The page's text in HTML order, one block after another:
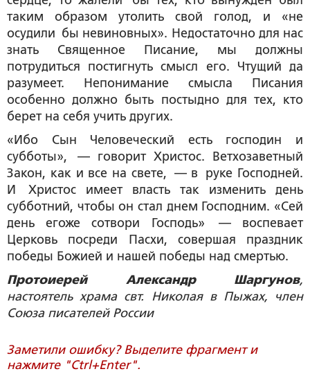
таким образом утолить свой голод, и «не
осудили бы невиновных». Недостаточно для нас
знать Священное Писание, мы должны
потрудиться постигнуть смысл его. Чтущий да
разумеет. Непонимание смысла Писания
особенно должно быть постыдно для тех, кто
берет на себя учить других.
«Ибо Сын Человеческий есть господин и
субботы», — говорит Христос. Ветхозаветный
Закон, как и все на свете, — в руке Господней.
И Христос имеет власть так изменить день
субботний, чтобы он стал днем Господним. «Сей
день егоже сотвори Господь» — воспевает
Церковь посреди Пасхи, совершая праздник
победы Божией и нашей победы над смертью.
Протоиерей Александр Шаргунов,
настоятель храма свт. Николая в Пыжах, член
Союза писателей России
Заметили ошибку? Выделите фрагмент и
нажмите "Ctrl+Enter".